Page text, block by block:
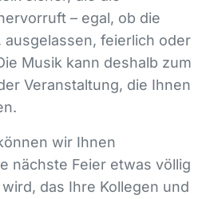
– egal, ob die
feierlich oder
Musik kann deshalb zum
Veranstaltung, die Ihnen
wir Ihnen
nächste Feier etwas völlig
das Ihre Kollegen und